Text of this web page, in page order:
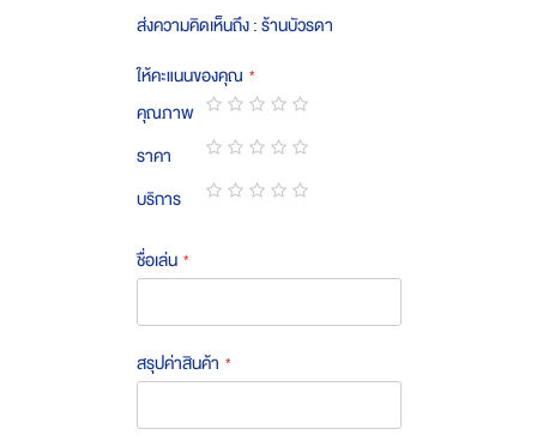
ส่งความคิดเห็นถึง : ร้านบัวรดา
ให้คะแนนของคุณ
คุณภาพ
1
star
2
stars
3
stars
4
stars
5
stars
ราคา
1
star
2
stars
3
stars
4
stars
5
stars
บริการ
ชื่อเล่น
สรุปค่าสินค้า